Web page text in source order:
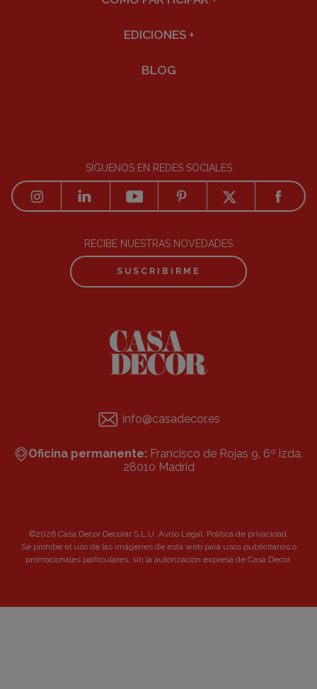
EDICIONES +
BLOG
SÍGUENOS EN REDES SOCIALES
RECIBE NUESTRAS NOVEDADES
SUSCRIBIRME
info@casadecor.es
Oficina permanente: Francisco de Rojas 9, 6º izda.
28010 Madrid
©2026 Casa Decor Decorar S.L.U. Aviso Legal. Política de privacidad.
Se prohibe el uso de las imágenes de esta web para usos publicitarios o
promocionales particulares, sin la autorización expresa de Casa Decor.